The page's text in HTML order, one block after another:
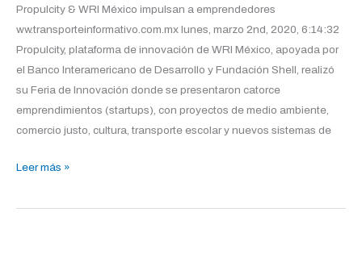
Propulcity & WRI México impulsan a emprendedores
ww.transporteinformativo.com.mx lunes, marzo 2nd, 2020, 6:14:32
Propulcity, plataforma de innovación de WRI México, apoyada por
el Banco Interamericano de Desarrollo y Fundación Shell, realizó
su Feria de Innovación donde se presentaron catorce
emprendimientos (startups), con proyectos de medio ambiente,
comercio justo, cultura, transporte escolar y nuevos sistemas de
Leer más »